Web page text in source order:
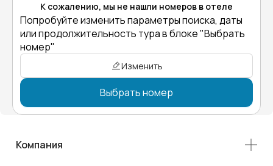
К сожалению, мы не нашли номеров в отеле
Попробуйте изменить параметры поиска, даты
или продолжительность тура в блоке "Выбрать
номер"
Изменить
Выбрать номер
Компания